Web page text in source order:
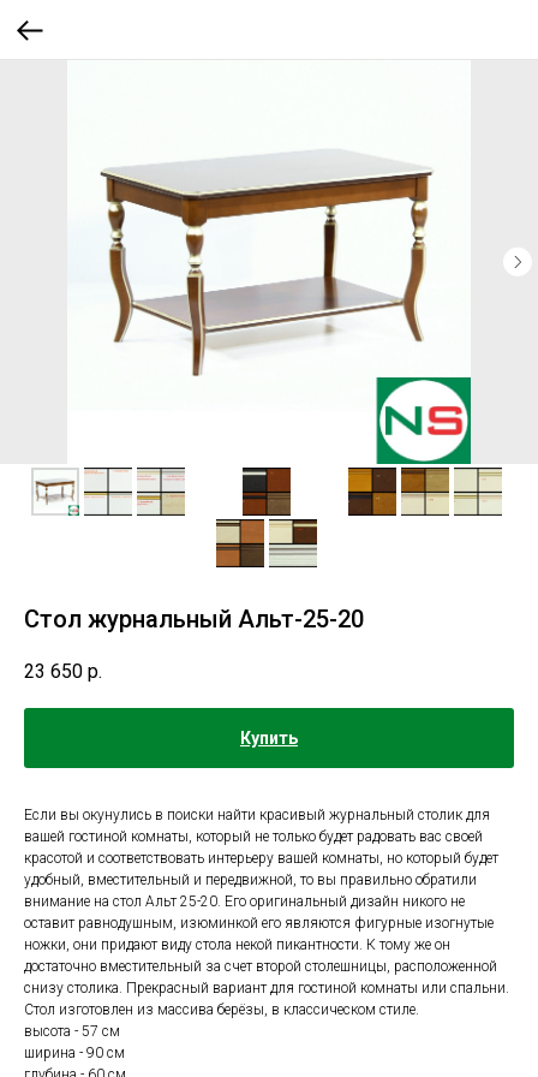
Стол журнальный Альт-25-20
23 650 р.
Купить
Если вы окунулись в поиски найти красивый журнальный столик для
вашей гостиной комнаты, который не только будет радовать вас своей
красотой и соответствовать интерьеру вашей комнаты, но который будет
удобный, вместительный и передвижной, то вы правильно обратили
внимание на стол Альт 25-20. Его оригинальный дизайн никого не
оставит равнодушным, изюминкой его являются фигурные изогнутые
ножки, они придают виду стола некой пикантности. К тому же он
достаточно вместительный за счет второй столешницы, расположенной
снизу столика. Прекрасный вариант для гостиной комнаты или спальни.
Стол изготовлен из массива берёзы, в классическом стиле.
высота - 57 см
ширина - 90 см